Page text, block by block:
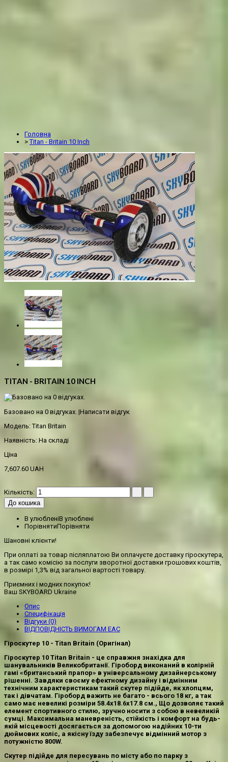
Головна
>Titan - Britain 10 Inch
TITAN - BRITAIN 10 INCH
Базовано на 0 відгуках. |Написати відгук
Модель:Titan Britain
Наявність: На складі
Ціна
7,607.60 UAH
Кількість:
До кошика
В улюбленіВ улюблені
ПорівнятиПорівняти
Шановні клієнти!
При оплаті за товар післяплатою Ви оплачуєте доставку гіроскутера,
а так само комісію за послуги зворотної доставки грошових коштів,
в розмірі 1,3% від загальної вартості товару.
Приємних і модних покупок!
Ваш SKYBOARD Ukraine
Опис
Специфікація
Відгуки (0)
ВІДПОВІДНІСТЬ ВИМОГАМ EAC
Гіроскутер 10 - Titan Britain (Оригінал)
Гіроскутер 10 Titan Britain - це справжня знахідка для
шанувальників Великобританії. Гіроборд виконаний в колірній
гамі «британський прапор» в універсальному дизайнерському
рішенні. Завдяки своєму ефектному дизайну і відмінним
технічним характеристикам такий скутер підійде, як хлопцям,
так і дівчатам. Гіроборд важить не багато - всього 18 кг, а так
само має невеликі розміри 58.4х18.6х17.8 см., Що дозволяє такий
елемент спортивного стилю, зручно носити з собою в невеликій
сумці. Максимальна маневреність, стійкість і комфорт на будь-
якій місцевості досягається за допомогою надійних 10-ти
дюймових коліс, а якісну їзду забезпечує відмінний мотор з
потужністю 800W.
Скутер підійде для пересувань по місту або по парку з